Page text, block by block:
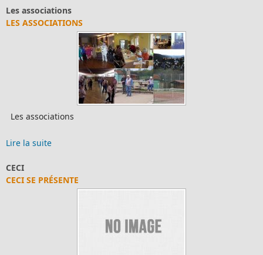
Les associations
LES ASSOCIATIONS
Les associations
Lire la suite
CECI
CECI SE PRÉSENTE